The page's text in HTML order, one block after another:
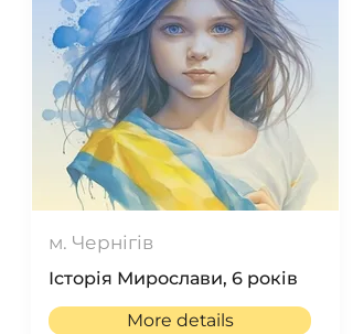
м. Чернігів
Історія Мирослави, 6 років
More details